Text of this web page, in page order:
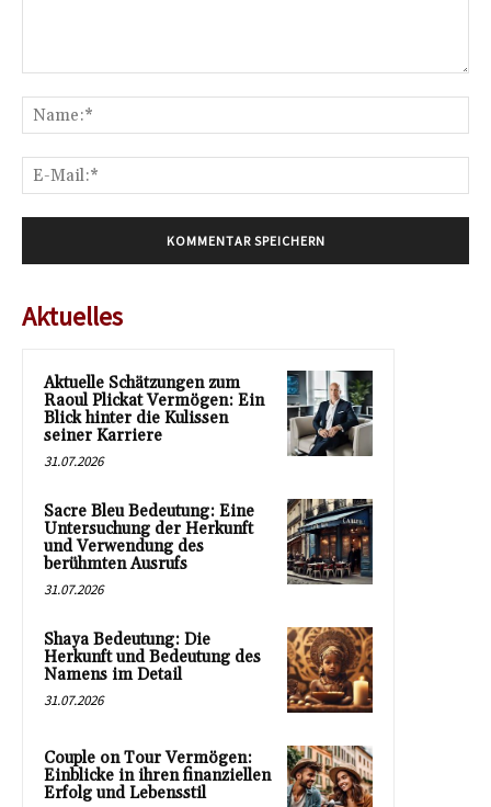
Aktuelles
Aktuelle Schätzungen zum
Raoul Plickat Vermögen: Ein
Blick hinter die Kulissen
seiner Karriere
31.07.2026
Sacre Bleu Bedeutung: Eine
Untersuchung der Herkunft
und Verwendung des
berühmten Ausrufs
31.07.2026
Shaya Bedeutung: Die
Herkunft und Bedeutung des
Namens im Detail
31.07.2026
Couple on Tour Vermögen:
Einblicke in ihren finanziellen
Erfolg und Lebensstil